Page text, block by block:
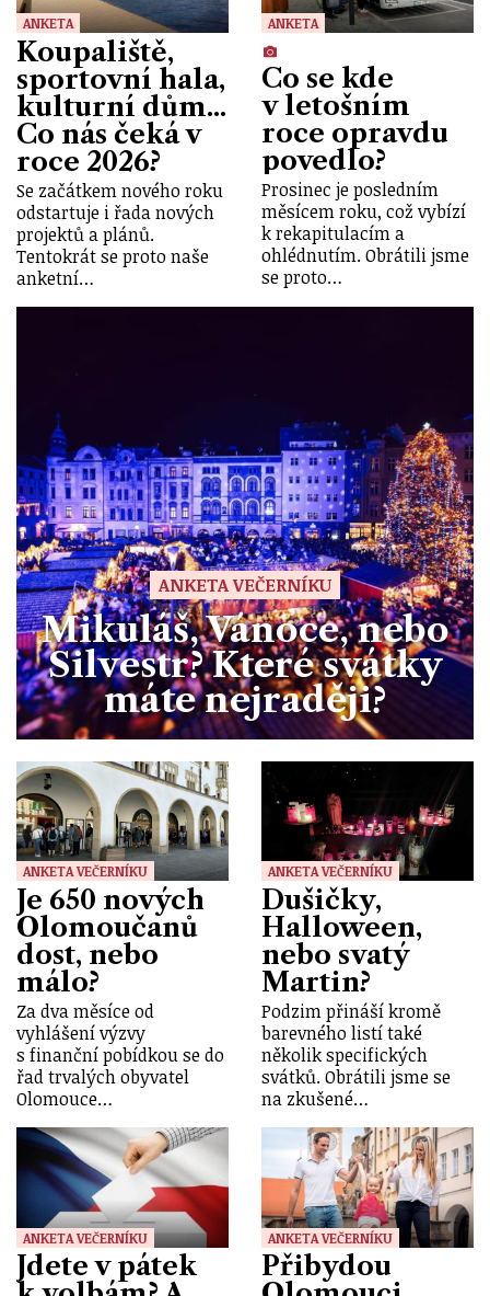
ANKETA
Koupaliště,
sportovní hala,
kulturní dům...
Co nás čeká v
roce 2026?
Se začátkem nového roku
odstartuje i řada nových
projektů a plánů.
Tentokrát se proto naše
anketní…
ANKETA
Co se kde
v letošním
roce opravdu
povedlo?
Prosinec je posledním
měsícem roku, což vybízí
k rekapitulacím a
ohlédnutím. Obrátili jsme
se proto…
ANKETA VEČERNÍKU
Mikuláš, Vánoce, nebo
Silvestr? Které svátky
máte nejraději?
ANKETA VEČERNÍKU
Je 650 nových
Olomoučanů
dost, nebo
málo?
Za dva měsíce od
vyhlášení výzvy
s finanční pobídkou se do
řad trvalých obyvatel
Olomouce…
ANKETA VEČERNÍKU
Dušičky,
Halloween,
nebo svatý
Martin?
Podzim přináší kromě
barevného listí také
několik specifických
svátků. Obrátili jsme se
na zkušené…
ANKETA VEČERNÍKU
Jdete v pátek
ANKETA VEČERNÍKU
Přibydou